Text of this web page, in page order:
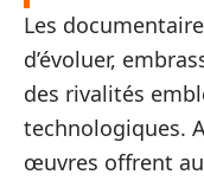
Les
d’évoluer,
des rivalités
technologiques.
œuvres offrent